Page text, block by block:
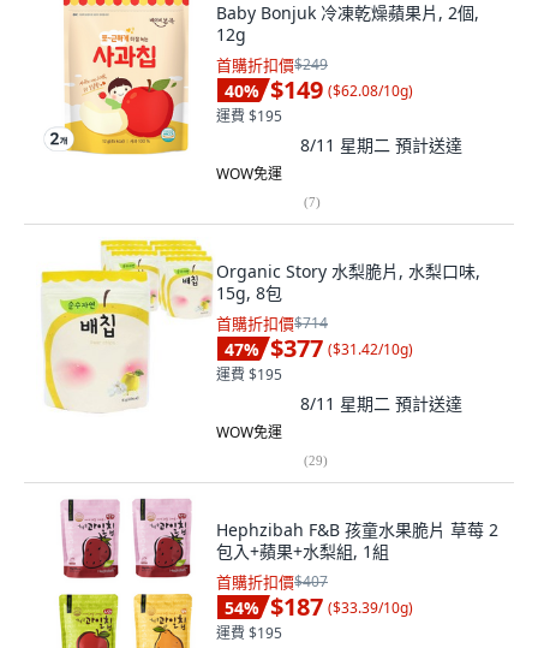
Baby Bonjuk 冷凍乾燥蘋果片, 2個,
12g
首購折扣價$249
40% $149 ($62.08/10g)
運費 $195
8/11 星期二 預計送達
WOW免運
(7)
Organic Story 水梨脆片, 水梨口味,
15g, 8包
首購折扣價$714
47% $377 ($31.42/10g)
運費 $195
8/11 星期二 預計送達
WOW免運
(29)
Hephzibah F&B 孩童水果脆片 草莓 2
包入+蘋果+水梨組, 1組
首購折扣價$407
54% $187 ($33.39/10g)
運費 $195